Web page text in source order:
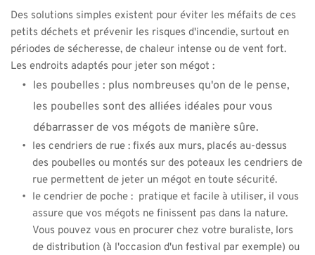
Des solutions simples existent pour éviter les méfaits de ces
petits déchets et prévenir les risques d'incendie, surtout en
périodes de sécheresse, de chaleur intense ou de vent fort.
Les endroits adaptés pour jeter son mégot :
les poubelles : plus nombreuses qu'on de le pense,
les poubelles sont des alliées idéales pour vous
débarrasser de vos mégots de manière sûre.
les cendriers de rue : fixés aux murs, placés au-dessus
des poubelles ou montés sur des poteaux les cendriers de
rue permettent de jeter un mégot en toute sécurité.
le cendrier de poche :  pratique et facile à utiliser, il vous
assure que vos mégots ne finissent pas dans la nature.
Vous pouvez vous en procurer chez votre buraliste, lors
de distribution (à l'occasion d'un festival par exemple) ou